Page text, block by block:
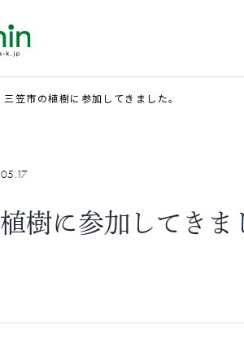
三笠市の植樹に参加してきました。
樹に参加してきま